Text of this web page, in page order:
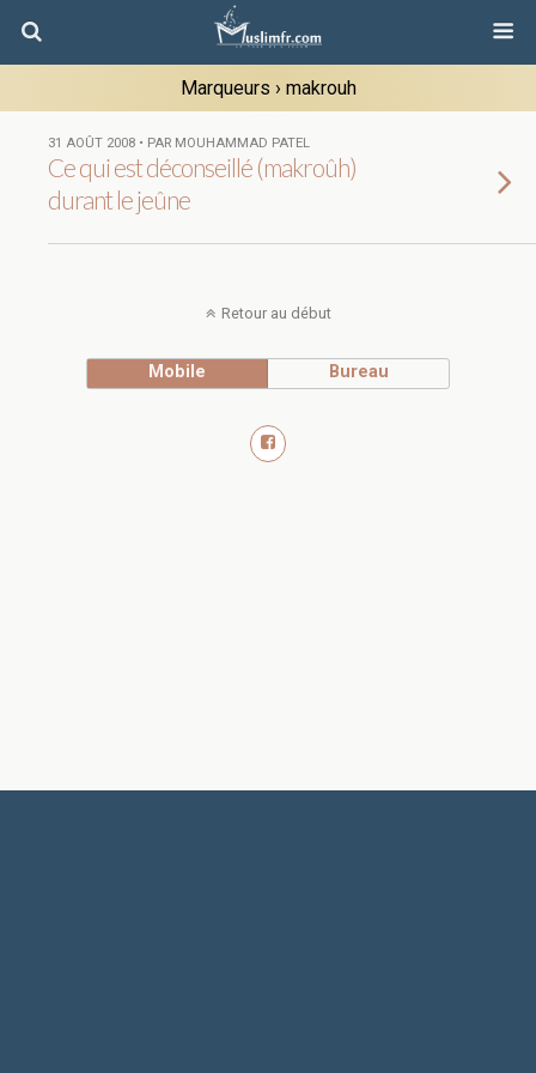
Marqueurs › makrouh
31 AOÛT 2008 • PAR MOUHAMMAD PATEL
Ce qui est déconseillé (makroûh)
durant le jeûne
Retour au début
Mobile Bureau